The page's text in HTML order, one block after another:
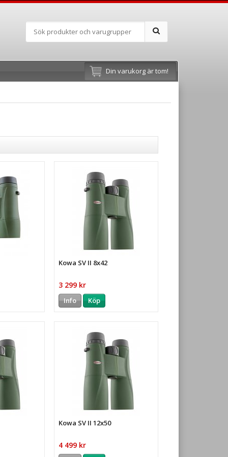
Din varukorg är tom!
Kowa SV II 8x42
3 299 kr
Info Köp
Kowa SV II 12x50
4 499 kr